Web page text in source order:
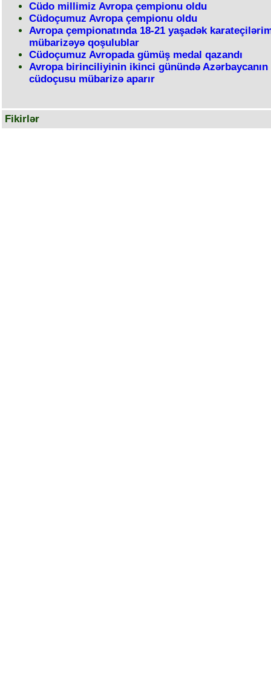
Cüdo millimiz Avropa çempionu oldu
Cüdoçumuz Avropa çempionu oldu
Avropa çempionatında 18-21 yaşadək
mübarizəyə qoşulublar
Cüdoçumuz Avropada gümüş medal qazandı
Avropa birinciliyinin ikinci günündə Azərbaycanın
cüdoçusu mübarizə aparır
Fikirlər